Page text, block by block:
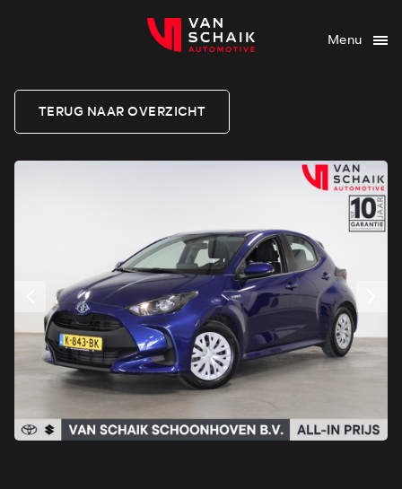
Menu
TERUG NAAR OVERZICHT